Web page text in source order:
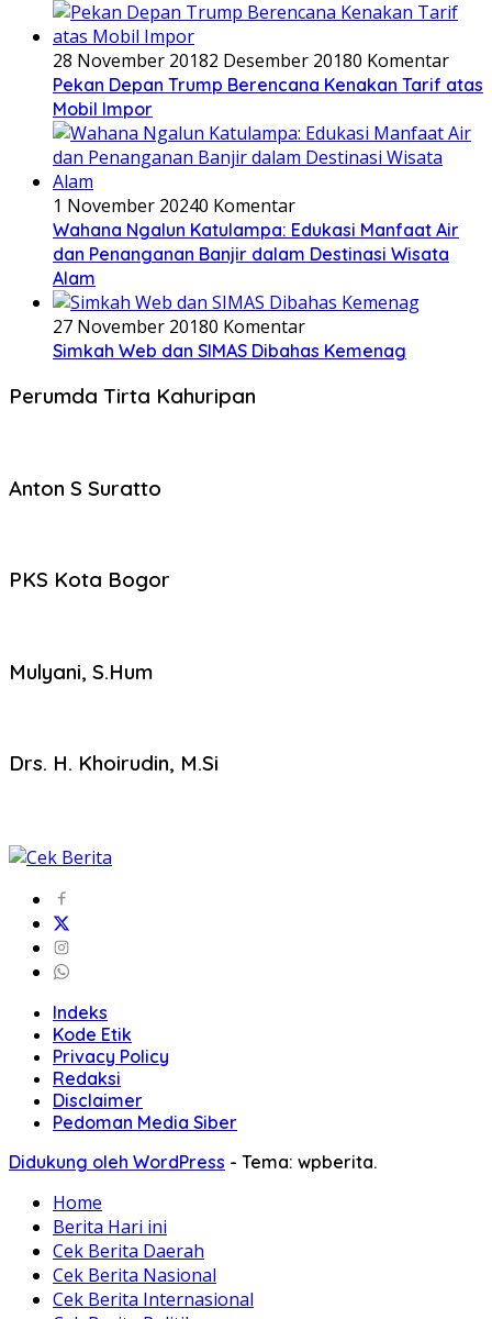
28 November 20182 Desember 20180 Komentar
Pekan Depan Trump Berencana Kenakan Tarif atas
Mobil Impor
1 November 20240 Komentar
Wahana Ngalun Katulampa: Edukasi Manfaat Air
dan Penanganan Banjir dalam Destinasi Wisata
Alam
27 November 20180 Komentar
Simkah Web dan SIMAS Dibahas Kemenag
Perumda Tirta Kahuripan
Anton S Suratto
PKS Kota Bogor
Mulyani, S.Hum
Drs. H. Khoirudin, M.Si
Indeks
Kode Etik
Privacy Policy
Redaksi
Disclaimer
Pedoman Media Siber
Didukung oleh WordPress - Tema: wpberita.
Home
Berita Hari ini
Cek Berita Daerah
Cek Berita Nasional
Cek Berita Internasional